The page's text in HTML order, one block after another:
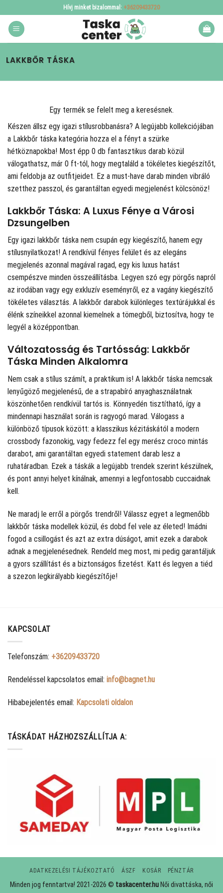
to
content
Hívj minket bizalommal: +36209433720
LAKKBŐR TÁSKA
Egy termék se felelt meg a keresésnek.
Készen állsz egy igazi stílusrobbanásra? A legújabb kollekciójában
a Lakkbőr táska kategória hozza el a fényt a szürke
hétköznapokba! Most épp 0 db fantasztikus darab közül
válogathatsz, már 0 ft-tól, hogy megtaláld a tökéletes kiegészítőt,
ami feldobja az outfitjeidet. Ez a must-have darab minden vibráló
szetthez passzol, és garantáltan egyedi megjelenést kölcsönöz!
Lakkbőr Táska: A Luxus Fénye a Városi
Dzsungelben
Egy igazi lakkbőr táska nem csupán egy kiegészítő, hanem egy
stílusnyilatkozat! A rendkívül fényes felület és az elegáns
megjelenés azonnal magával ragad, egy kis luxus hatást
csempészve minden összeállításba. Legyen szó egy pörgős napról
az irodában vagy egy exkluzív eseményről, ez a vagány kiegészítő
tökéletes választás. A lakkbőr darabok különleges textúrájukkal és
élénk színeikkel azonnal kiemelnek a tömegből, biztosítva, hogy te
legyél a középpontban.
Változatosság és Tartósság: Lakkbőr
Táska Minden Alkalomra
Nem csak a stílus számít, a praktikum is! A lakkbőr táska nemcsak
lenyűgöző megjelenésű, de a strapabíró anyaghasználatnak
köszönhetően rendkívül tartós is. Könnyedén tisztítható, így a
mindennapi használat során is ragyogó marad. Válogass a
különböző típusok között: a klasszikus kézitáskától a modern
crossbody fazonokig, vagy fedezz fel egy merész croco mintás
darabot, ami garantáltan egyedi statement darab lesz a
ruhatáradban. Ezek a táskák a legújabb trendek szerint készülnek,
és pont annyi helyet kínálnak, amennyi a legfontosabb cuccaidnak
kell.
Ne maradj le erről a pörgős trendről! Válassz egyet a legmenőbb
lakkbőr táska modellek közül, és dobd fel vele az életed! Imádni
fogod a csillogást és azt az extra dúságot, amit ezek a darabok
adnak a megjelenésednek. Rendeld meg most, mi pedig garantáljuk
a gyors szállítást és a biztonságos fizetést. Katt és legyen a tiéd
a szezon legkirályabb kiegészítője!
KAPCSOLAT
Telefonszám: +36209433720
Rendeléssel kapcsolatos email: info@bagnet.hu
Hibabejelentés email: Kapcsolati oldalon
TÁSKÁDAT HÁZHOZSZÁLLÍTJA A:
ADATKEZELÉSI TÁJÉKOZTATÓ ÁSZF KOSÁR PÉNZTÁR
Minden jog fenntartva! 2021-2026 © taskacenter.hu Női divattáska, női